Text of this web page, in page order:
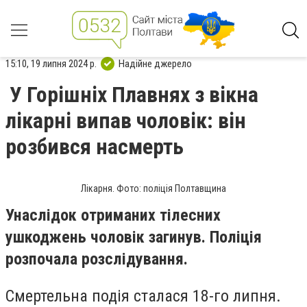
15:10, 19 липня 2024 р. Надійне джерело
У Горішніх Плавнях з вікна
лікарні випав чоловік: він
розбився насмерть
Лікарня. Фото: поліція Полтавщина
Унаслідок отриманих тілесних
ушкоджень чоловік загинув. Поліція
розпочала розслідування.
Смертельна подія сталася 18-го липня.